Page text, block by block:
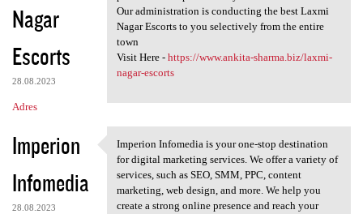
Nagar
Escorts
28.08.2023
Adres
Our administration is conducting the best Laxmi
Nagar Escorts to you selectively from the entire
town
Visit Here - https://www.ankita-sharma.biz/laxmi-
nagar-escorts
Imperion
Infomedia
28.08.2023
Imperion Infomedia is your
Imperion Infomedia is your one-stop destination
for digital marketing services. We offer a variety of
services, such as SEO, SMM, PPC, content
marketing, web design, and more. We help you
create a strong online presence and reach your